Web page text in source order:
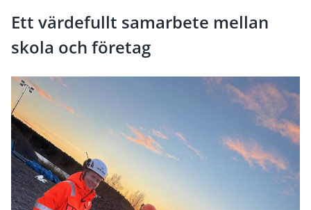
Ett värdefullt samarbete mellan
skola och företag